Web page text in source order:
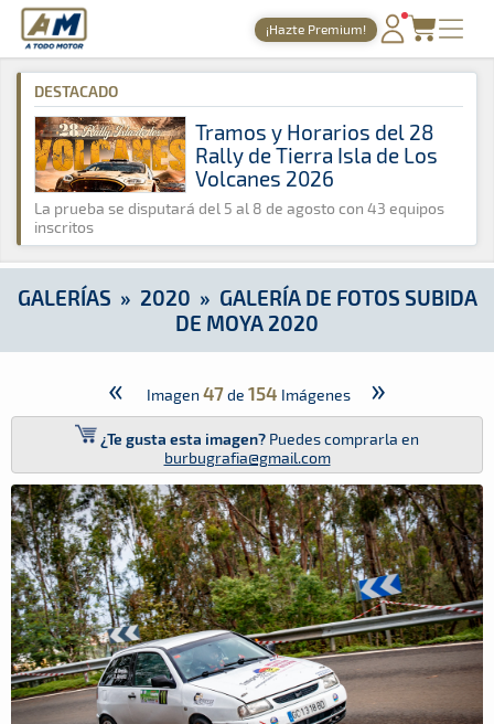
A Todo Motor · Revista del motor desde 1999
¡Hazte Premium!
PORTADA
TIEMPOS ONLINE
NOTICIAS
AGENDA
GALERÍAS
TIENDA
A Todo Motor » Galerías » 2020 » Galería de Fotos Subida de
DESTACADO
Tramos y Horarios del 28
Rally de Tierra Isla de Los
Volcanes 2026
La prueba se disputará del 5 al 8 de agosto con 43 equipos
inscritos
GALERÍAS » 2020 » GALERÍA DE FOTOS SUBIDA
DE MOYA 2020
« Imagen 47de 154 Imágenes »
¿Te gusta esta imagen? Puedes comprarla en
burbugrafia@gmail.com